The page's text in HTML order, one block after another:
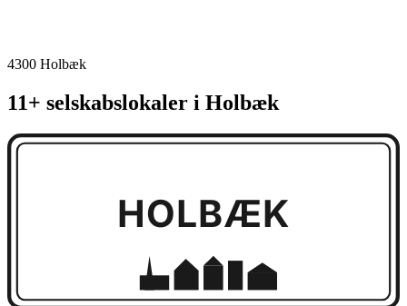
4300 Holbæk
11+ selskabslokaler i Holbæk
HOLBÆK